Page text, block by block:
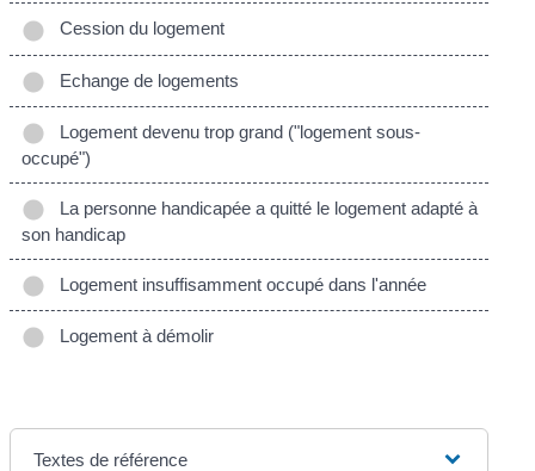
Cession du logement
Echange de logements
Logement devenu trop grand ("logement sous-
occupé")
La personne handicapée a quitté le logement adapté à
son handicap
Logement insuffisamment occupé dans l'année
Logement à démolir
Textes de référence